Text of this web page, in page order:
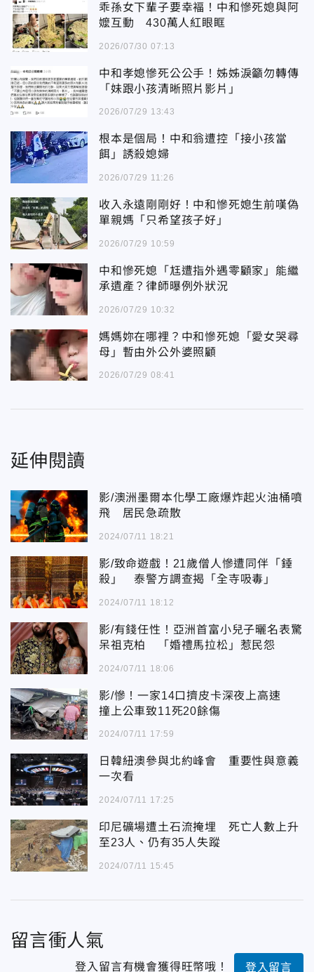
乖孫女下輩子要幸褔！中和慘死媳與阿
嬤互動 430萬人紅眼眶
2026/07/30 07:13
中和孝媳慘死公公手！姊姊淚籲勿轉傳
「妹跟小孩清晰照片影片」
2026/07/29 13:43
根本是個局！中和翁遭控「接小孩當
餌」誘殺媳婦
2026/07/29 11:26
收入永遠剛剛好！中和慘死媳生前嘆偽
單親媽「只希望孩子好」
2026/07/29 10:59
中和慘死媳「尪遭指外遇零顧家」能繼
承遺產？律師曝例外狀況
2026/07/29 10:32
媽媽妳在哪裡？中和慘死媳「愛女哭尋
母」暫由外公外婆照顧
2026/07/29 08:41
延伸閱讀
影/澳洲墨爾本化學工廠爆炸起火油桶噴
飛 居民急疏散
2024/07/11 18:21
影/致命遊戲！21歲僧人慘遭同伴「錘
殺」 泰警方調查揭「全寺吸毒」
2024/07/11 18:12
影/有錢任性！亞洲首富小兒子曬名表驚
呆祖克柏 「婚禮馬拉松」惹民怨
2024/07/11 18:06
影/慘！一家14口擠皮卡深夜上高速
撞上公車致11死20餘傷
2024/07/11 17:59
日韓紐澳參與北約峰會 重要性與意義
一次看
2024/07/11 17:25
印尼礦場遭土石流掩埋 死亡人數上升
至23人、仍有35人失蹤
2024/07/11 15:45
留言衝人氣
登入留言有機會獲得旺幣哦！ 登入留言